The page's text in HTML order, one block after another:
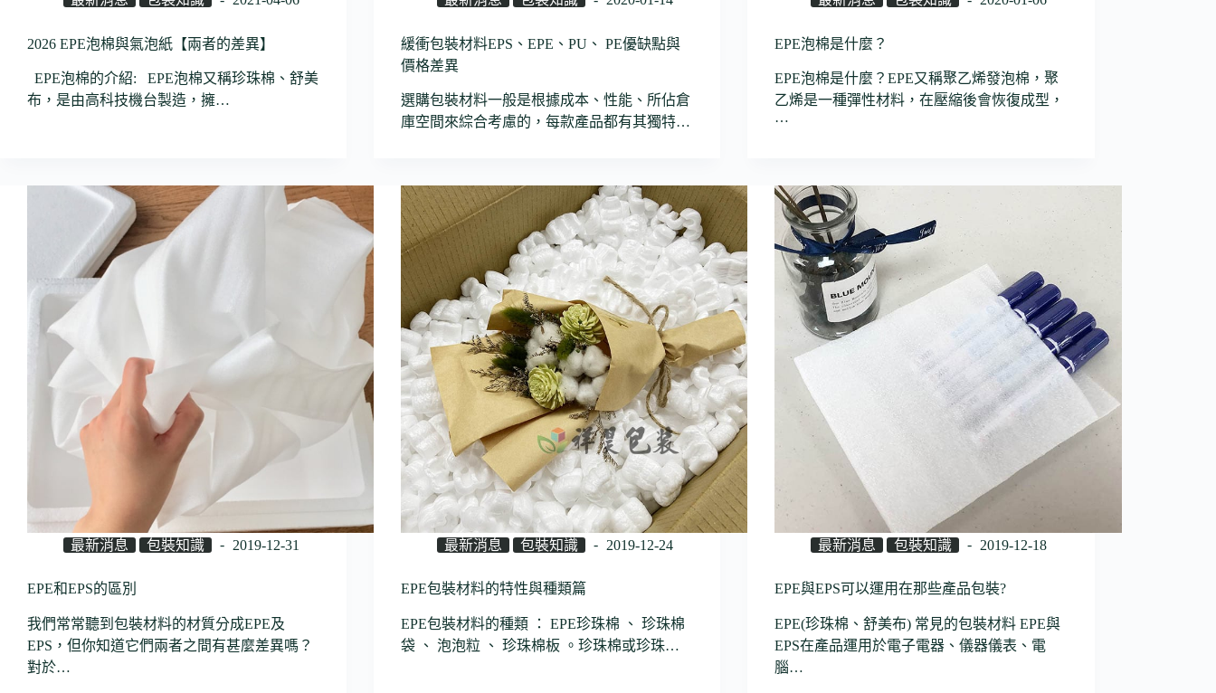
2026 EPE泡棉與氣泡紙【兩者的差異】
EPE泡棉的介紹: EPE泡棉又稱珍珠棉、舒美
布，是由高科技機台製造，擁…
緩衝包裝材料EPS、EPE、PU、 PE優缺點與
價格差異
選購包裝材料一般是根據成本、性能、所佔倉
庫空間來綜合考慮的，每款產品都有其獨特…
EPE泡棉是什麼？
EPE泡棉是什麼？EPE又稱聚乙烯發泡棉，聚
乙烯是一種彈性材料，在壓縮後會恢復成型，
…
最新消息 包裝知識 2019-12-31
EPE和EPS的區別
我們常常聽到包裝材料的材質分成EPE及
EPS，但你知道它們兩者之間有甚麼差異嗎？
對於…
最新消息 包裝知識 2019-12-24
EPE包裝材料的特性與種類篇
EPE包裝材料的種類 ： EPE珍珠棉 、 珍珠棉
袋 、 泡泡粒 、 珍珠棉板 。珍珠棉或珍珠…
最新消息 包裝知識 2019-12-18
EPE與EPS可以運用在那些產品包裝?
EPE(珍珠棉、舒美布) 常見的包裝材料 EPE與
EPS在產品運用於電子電器、儀器儀表、電
腦…